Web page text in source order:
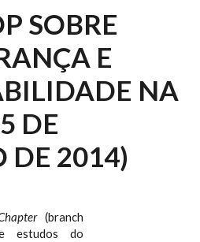
SOBRE
E
NA
DE
DE 2014)
(branch
estudos do